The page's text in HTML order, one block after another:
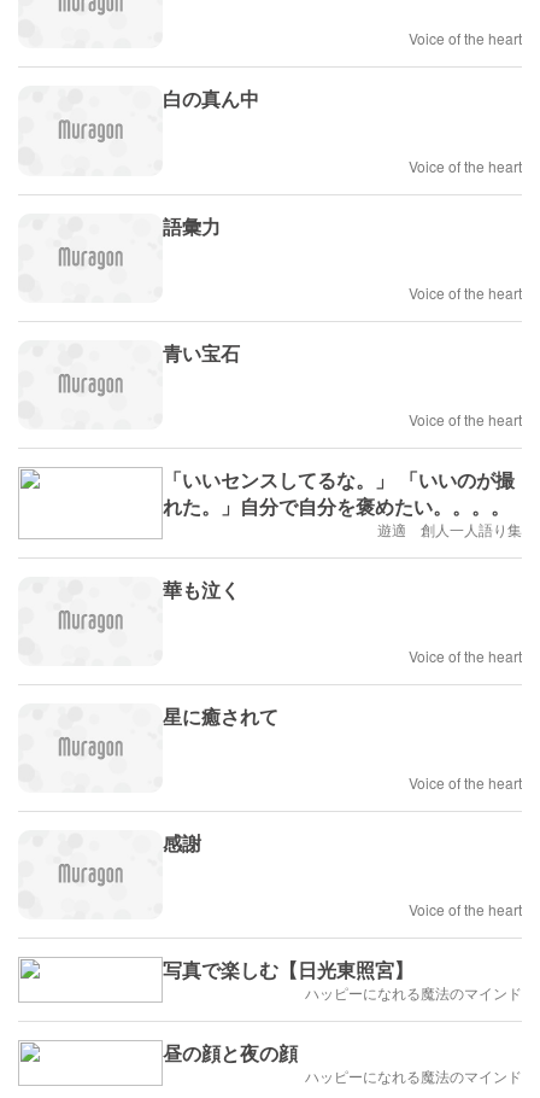
Voice of the heart
白の真ん中
Voice of the heart
語彙力
Voice of the heart
青い宝石
Voice of the heart
「いいセンスしてるな。」 「いいのが撮
れた。」自分で自分を褒めたい。。。。
遊適 創人一人語り集
華も泣く
Voice of the heart
星に癒されて
Voice of the heart
感謝
Voice of the heart
写真で楽しむ【日光東照宮】
ハッピーになれる魔法のマインド
昼の顔と夜の顔
ハッピーになれる魔法のマインド